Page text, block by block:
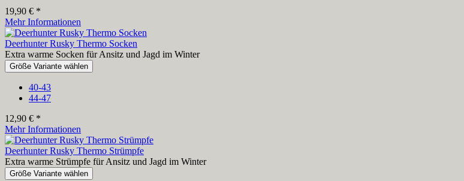
19,90 € *
Mehr Informationen
Deerhunter Rusky Thermo Socken
Extra warme Socken für Ansitz und Jagd im Winter
Größe Variante wählen
40-43
44-47
12,90 € *
Mehr Informationen
Deerhunter Rusky Thermo Strümpfe
Extra warme Strümpfe für Ansitz und Jagd im Winter
Größe Variante wählen